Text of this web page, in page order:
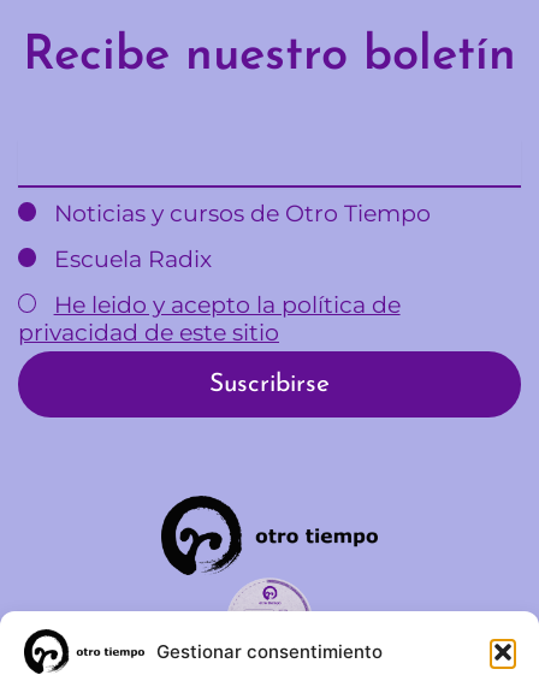
Gestionar consentimiento
Recibe nuestro boletín
Noticias y cursos de Otro Tiempo
Escuela Radix
He leido y acepto la política de
privacidad de este sitio